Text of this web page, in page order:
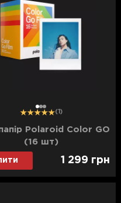
12 3 (1)
Polaroid Color GO
(16 шт)
1 299 грн